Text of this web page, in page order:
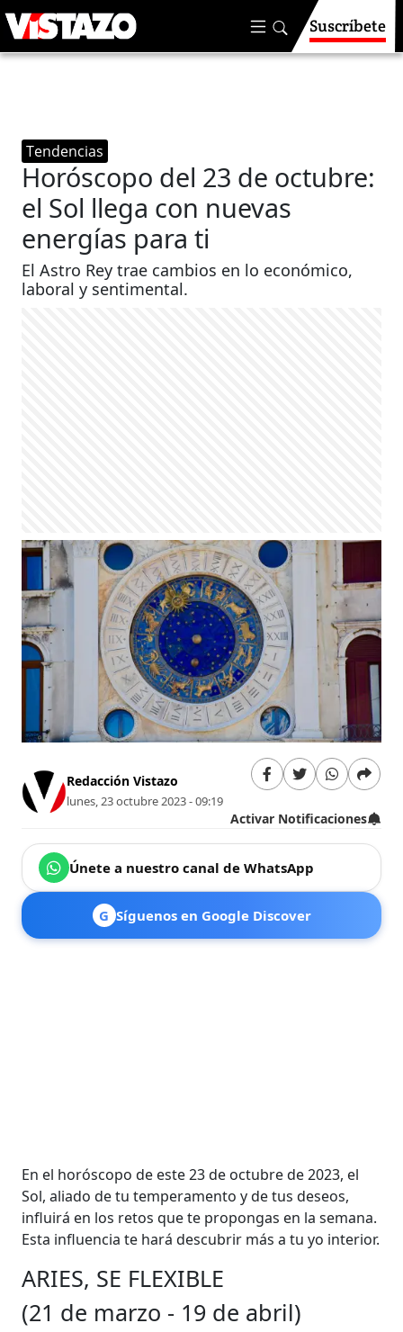
Suscríbete
Tendencias
Horóscopo del 23 de octubre:
el Sol llega con nuevas
energías para ti
El Astro Rey trae cambios en lo económico,
laboral y sentimental.
Redacción Vistazo
lunes, 23 octubre 2023 - 09:19
Activar Notificaciones
Únete a nuestro canal de WhatsApp
G Síguenos en Google Discover
En el horóscopo de este 23 de octubre de 2023, el
Sol, aliado de tu temperamento y de tus deseos,
influirá en los retos que te propongas en la semana.
Esta influencia te hará descubrir más a tu yo interior.
ARIES, SE FLEXIBLE
(21 de marzo - 19 de abril)